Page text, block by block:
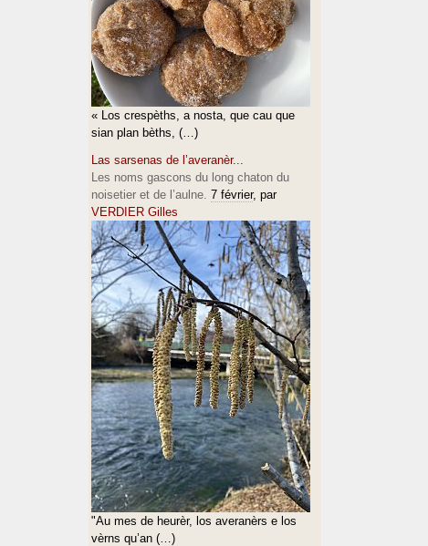
« Los crespèths, a nosta, que cau que
sian plan bèths, (…)
Las sarsenas de l’averanèr...
Les noms gascons du long chaton du
noisetier et de l’aulne. 7 février, par
VERDIER Gilles
"Au mes de heurèr, los averanèrs e los
vèrns qu’an (…)